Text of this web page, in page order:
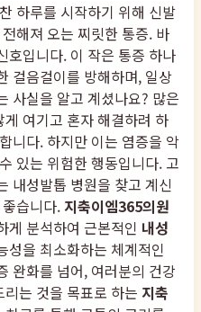
하루를 시작하기 위해 신발
해져 오는 찌릿한 통증. 바
호입니다. 이 작은 통증 하나
걸음걸이를 방해하며, 일상
사실을 알고 계셨나요? 많은
여기고 혼자 해결하려 하
니다. 하지만 이는 염증을 악
있는 위험한 행동입니다. 고
내성발톱 병원을 찾고 계신
습니다. 지축이엠365의원
게 분석하여 근본적인 내성
성을 최소화하는 체계적인
완화를 넘어, 여러분의 건강
는 것을 목표로 하는 지축